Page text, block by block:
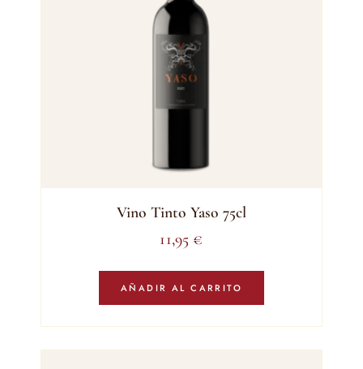
Vino Tinto Yaso 75cl
11,95 €
AÑADIR AL CARRITO